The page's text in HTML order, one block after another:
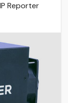
Reporter